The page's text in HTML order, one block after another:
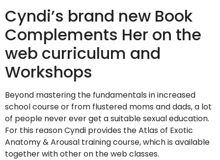
Cyndi’s brand new Book
Complements Her on the
web curriculum and
Workshops
Beyond mastering the fundamentals in increased
school course or from flustered moms and dads, a lot
of people never ever get a suitable sexual education.
For this reason Cyndi provides the Atlas of Exotic
Anatomy & Arousal training course, which is available
together with other on the web classes.